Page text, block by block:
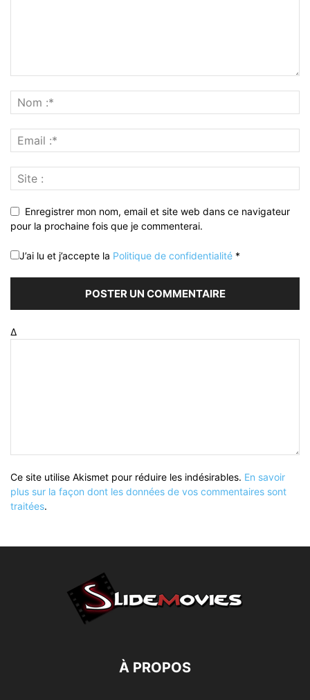
Enregistrer mon nom, email et site web dans ce navigateur
pour la prochaine fois que je commenterai.
J’ai lu et j’accepte la Politique de confidentialité *
Δ
Ce site utilise Akismet pour réduire les indésirables. En savoir
plus sur la façon dont les données de vos commentaires sont
traitées.
À PROPOS